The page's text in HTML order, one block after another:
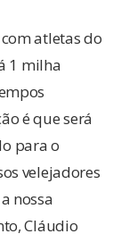
atletas do
1 milha
é que será
para o
velejadores
nossa
Cláudio